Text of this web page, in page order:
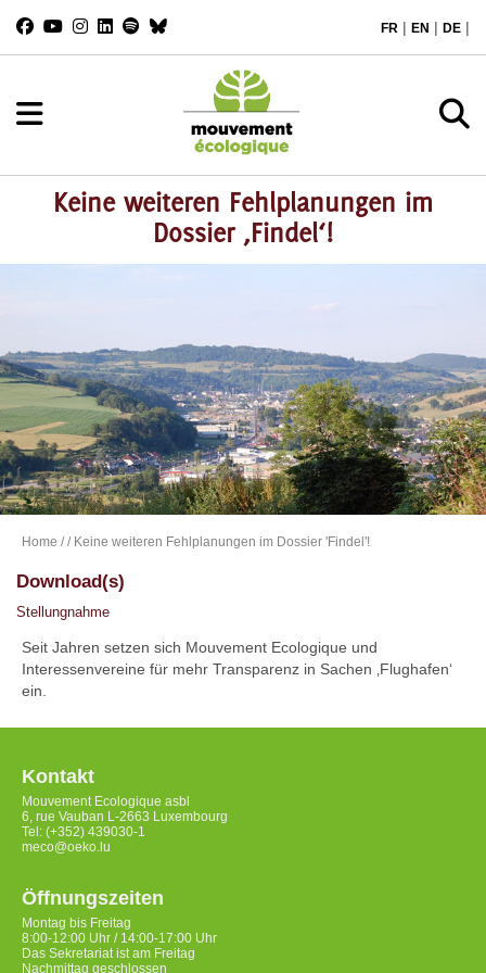
FR | EN | DE |
Keine weiteren Fehlplanungen im
Dossier ‚Findel‘!
Home // Keine weiteren Fehlplanungen im Dossier 'Findel'!
Download(s)
Stellungnahme
Seit Jahren setzen sich Mouvement Ecologique und
Interessenvereine für mehr Transparenz in Sachen ‚Flughafen‘
ein.
Kontakt
Mouvement Ecologique asbl
6, rue Vauban L-2663 Luxembourg
Tel: (+352) 439030-1
meco@oeko.lu
Öffnungszeiten
Montag bis Freitag
8:00-12:00 Uhr / 14:00-17:00 Uhr
Das Sekretariat ist am Freitag
Nachmittag geschlossen